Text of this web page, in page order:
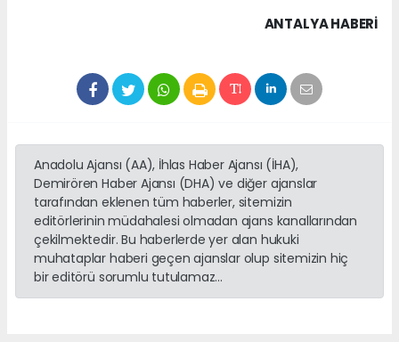
ANTALYA HABERİ
Anadolu Ajansı (AA), İhlas Haber Ajansı (İHA),
Demirören Haber Ajansı (DHA) ve diğer ajanslar
tarafından eklenen tüm haberler, sitemizin
editörlerinin müdahalesi olmadan ajans kanallarından
çekilmektedir. Bu haberlerde yer alan hukuki
muhataplar haberi geçen ajanslar olup sitemizin hiç
bir editörü sorumlu tutulamaz...